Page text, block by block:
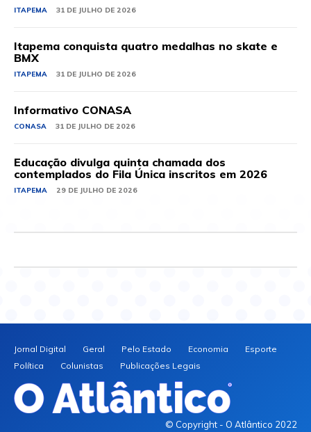
ITAPEMA 31 DE JULHO DE 2026
Itapema conquista quatro medalhas no skate e
BMX
ITAPEMA 31 DE JULHO DE 2026
Informativo CONASA
CONASA 31 DE JULHO DE 2026
Educação divulga quinta chamada dos
contemplados do Fila Única inscritos em 2026
ITAPEMA 29 DE JULHO DE 2026
Jornal Digital Geral Pelo Estado Economia
Esporte
Política
Colunistas Publicações Legais
© Copyright - O Atlântico 2022